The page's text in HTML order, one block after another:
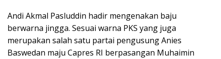
Andi Akmal Pasluddin hadir mengenakan baju
berwarna jingga. Sesuai warna PKS yang juga
merupakan salah satu partai pengusung Anies
Baswedan maju Capres RI berpasangan Muhaimin